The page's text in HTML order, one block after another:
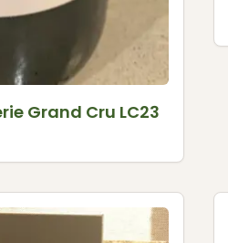
Grand Cru LC23